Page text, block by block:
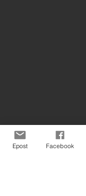
Epost Facebook